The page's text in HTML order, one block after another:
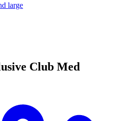
large
Club Med